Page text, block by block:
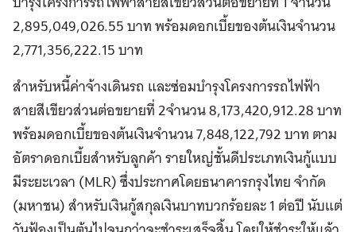
2,895,049,026.55 บาท พร้อมดอกเบี้ยของต้นเงินจำนวน
2,771,356,222.15 บาท
สำหรับหนี้ค่าจ้างเดินรถ และซ่อมบำรุงโครงการรถไฟฟ้า
สายสีเขียวส่วนต่อขยายที่ 2จำนวน 8,173,420,912.28 บาท
พร้อมดอกเบี้ยของต้นเงินจำนวน 7,848,122,792 บาท ตาม
อัตราดอกเบี้ยสำหรับลูกค้า รายใหญ่ชั้นดีประเภทเงินกู้แบบ
มีระยะเวลา (MLR) ซึ่งประกาศโดยธนาคารกรุงไทย จำกัด
(มหาชน) สำหรับเงินกู้สกุลเงินบาทบวกร้อยละ 1 ต่อปี นับแต่